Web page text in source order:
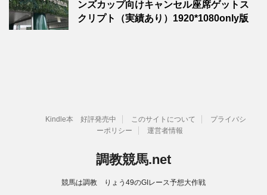
ンズカップ向けキャンセル座席ゲットス
クリプト（実績あり）1920*1080only版
Kindle本 好評発売中 このサイトについて
プライバシ
ーポリシー
運営者情報
調教競馬.net
競馬は調教 りょう49のGIレース予想大作戦